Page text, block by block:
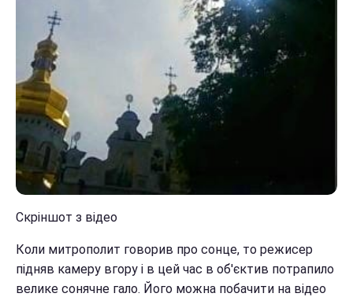
Скріншот з відео
Коли митрополит говорив про сонце, то режисер
підняв камеру вгору і в цей час в об'єктив потрапило
велике сонячне гало. Його можна побачити на відео